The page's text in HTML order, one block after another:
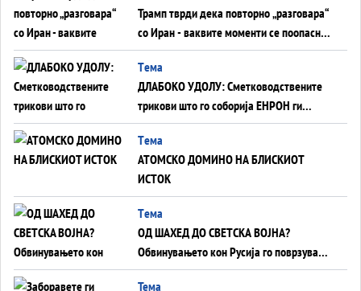
Трамп тврди дека повторно „разговара“
со Иран - ваквите моменти се поопасни
од отворените закани
Tема
ДЛАБОКО УДОЛУ: Сметководствените
трикови што го соборија ЕНРОН ги
применуваат гигантите за ВИ
Tема
АТОМСКО ДОМИНО НА БЛИСКИОТ
ИСТОК
Tема
ОД ШАХЕД ДО СВЕТСКА ВОЈНА?
Обвинувањето кон Русија го поврзува
Блискиот Исток со украинското бојно
Тема